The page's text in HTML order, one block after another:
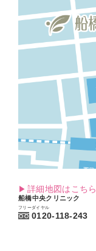
詳細地図はこちら
船橋中央クリニック
フリーダイヤル
0120-118-243